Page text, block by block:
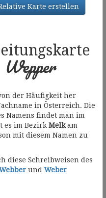
Karte erstellen
Wepper
der Häufigkeit her
in Österreich. Die
Namens findet man im
es im Bezirk Melkam
mit diesem Namen zu
diese Schreibweisen des
und Weber